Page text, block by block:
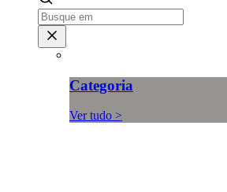
Categoria
Ver tudo >